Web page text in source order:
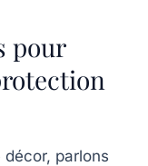
pour
parlons